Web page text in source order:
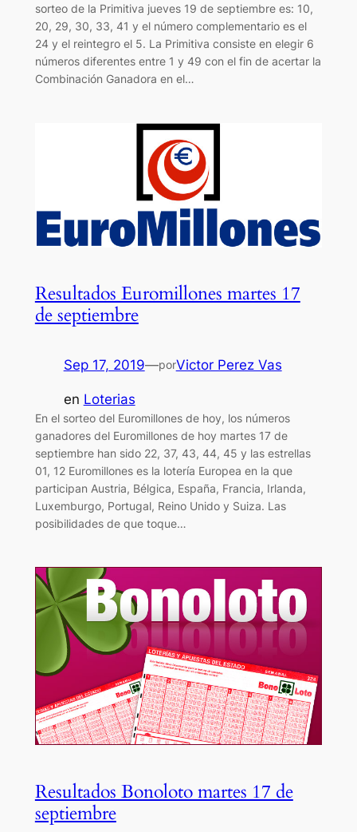
sorteo de la Primitiva jueves 19 de septiembre es: 10,
20, 29, 30, 33, 41 y el número complementario es el
24 y el reintegro el 5. La Primitiva consiste en elegir 6
números diferentes entre 1 y 49 con el fin de acertar la
Combinación Ganadora en el…
Resultados Euromillones martes 17
de septiembre
Sep 17, 2019—porVictor Perez Vas
en Loterias
En el sorteo del Euromillones de hoy, los números
ganadores del Euromillones de hoy martes 17 de
septiembre han sido 22, 37, 43, 44, 45 y las estrellas
01, 12 Euromillones es la lotería Europea en la que
participan Austria, Bélgica, España, Francia, Irlanda,
Luxemburgo, Portugal, Reino Unido y Suiza. Las
posibilidades de que toque…
Resultados Bonoloto martes 17 de
septiembre